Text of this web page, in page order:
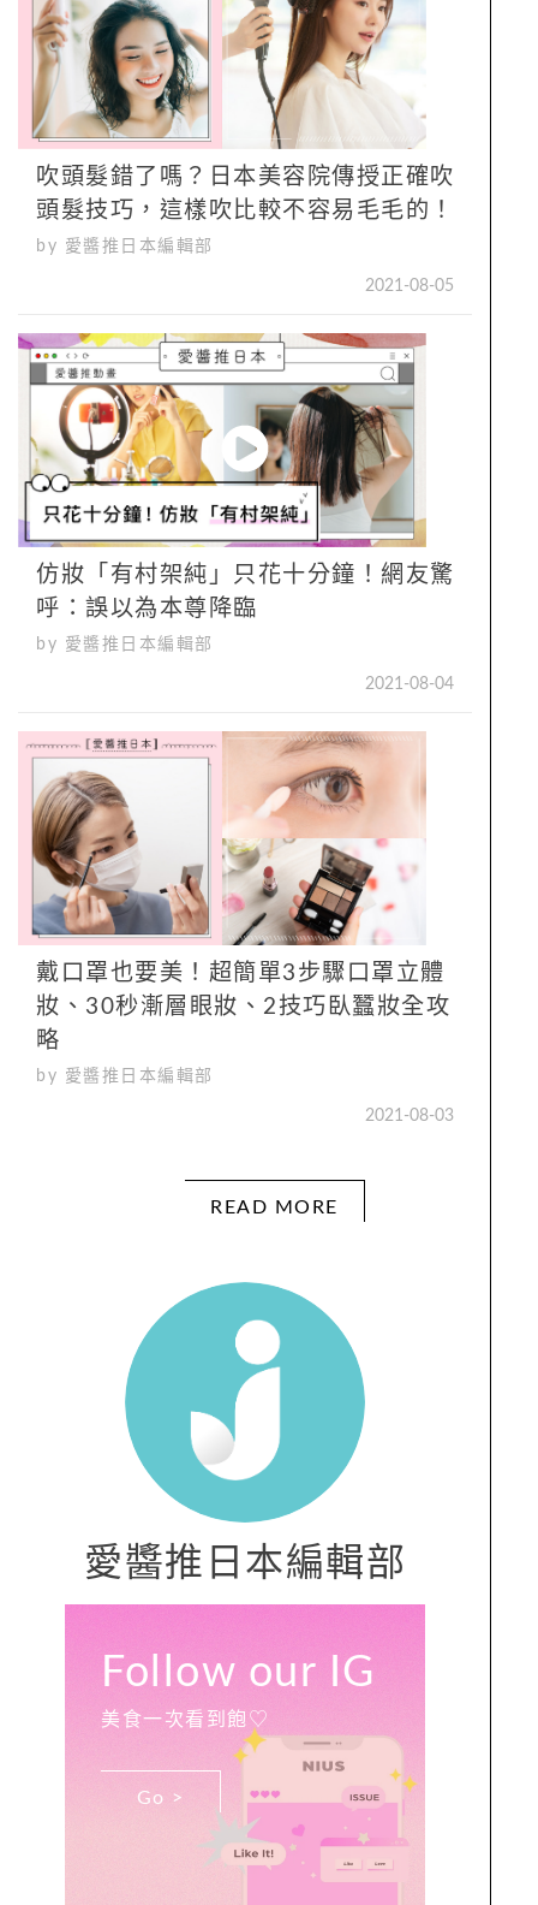
吹頭髮錯了嗎？日本美容院傳授正確吹
頭髮技巧，這樣吹比較不容易毛毛的！
by 愛醬推日本編輯部
2021-08-05
仿妝「有村架純」只花十分鐘！網友驚
呼：誤以為本尊降臨
by 愛醬推日本編輯部
2021-08-04
戴口罩也要美！超簡單3步驟口罩立體
妝、30秒漸層眼妝、2技巧臥蠶妝全攻
略
by 愛醬推日本編輯部
2021-08-03
READ MORE
愛醬推日本編輯部
Follow our IG
美食一次看到飽♡
Go >